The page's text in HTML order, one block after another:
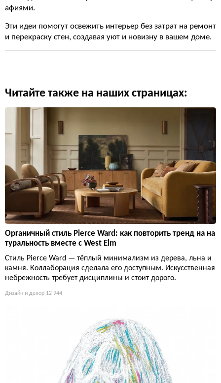
афиями.
Эти идеи помогут освежить интерьер без затрат на ремонт
и перекраску стен, создавая уют и новизну в вашем доме.
Читайте также на наших страницах:
Органичный стиль Pierce Ward: как повторить тренд на на
туральность вместе с West Elm
Стиль Pierce Ward — тёплый минимализм из дерева, льна и
камня. Коллаборация сделала его доступным. Искусственная
небрежность требует дисциплины и стоит дорого.
Дизайн и декор 12 944